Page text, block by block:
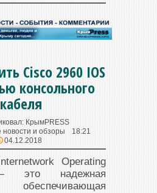
Cisco 2960 IOS
консольного
кабеля
КрымPRESS
и обзоры
18:21
04.12.2018
Operating
это надежная
обеспечивающая